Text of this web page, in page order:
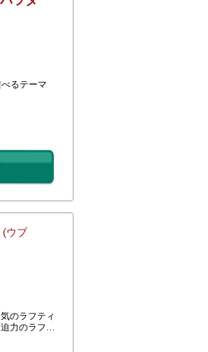
るテーマ
(ウブ
のラフティ
迫力のラフ…